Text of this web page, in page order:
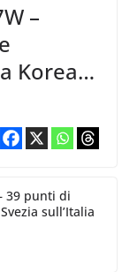
–
Korea
39 punti di
sull’Italia